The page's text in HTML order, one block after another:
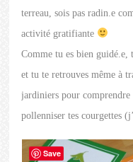
terreau, sois pas radin.e
activité gratifiante
Comme tu es bien guidé.e,
et tu te retrouves même à
jardiniers pour
pollenniser tes courgettes
Save